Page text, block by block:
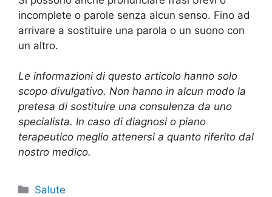
incomplete o parole senza alcun senso. Fino ad
arrivare a sostituire una parola o un suono con
un altro.
Le informazioni di questo articolo hanno solo
scopo divulgativo. Non hanno in alcun modo la
pretesa di sostituire una consulenza da uno
specialista. In caso di diagnosi o piano
terapeutico meglio attenersi a quanto riferito dal
nostro medico.
Categorie
Salute